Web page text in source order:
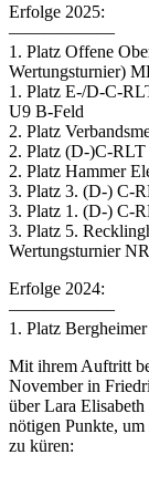
Erfolge 2025:
——————
1. Platz Offene
Wertungsturnier)
1. Platz E-/D-C-
U9 B-Feld
2. Platz
2. Platz (D-)C-
2. Platz Hammer
3. Platz 3. (D-) C-
3. Platz 1. (D-) C-
3. Platz 5.
Wertungsturnier
Erfolge 2024:
——————
1. Platz
Mit ihrem Auftritt
November in
über Lara
nötigen Punkte,
zu küren: